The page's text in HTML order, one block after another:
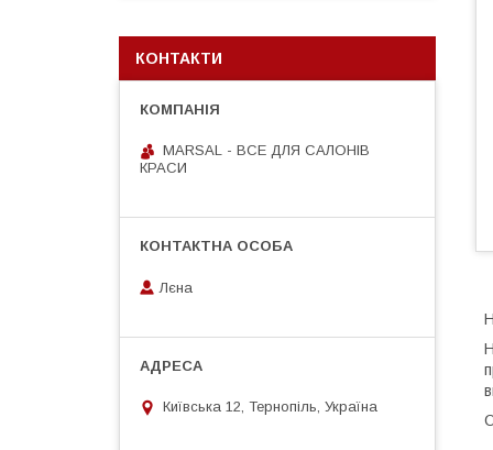
КОНТАКТИ
MARSAL - ВСЕ ДЛЯ САЛОНІВ
КРАСИ
Лєна
Київська 12, Тернопіль, Україна